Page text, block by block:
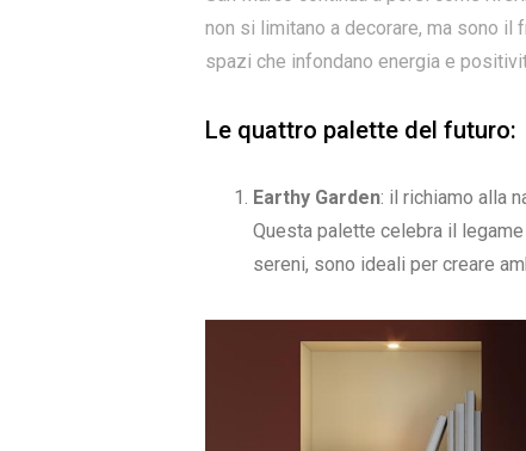
non si limitano a decorare, ma sono il
spazi che infondano energia e
Le quattro palette del futuro:
Earthy Garden: il richiamo alla
Questa palette celebra il
sereni, sono ideali per creare